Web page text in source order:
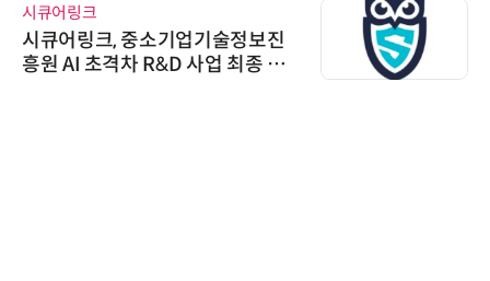
시큐어링크
시큐어링크, 중소기업기술정보진
흥원 AI 초격차 R&D 사업 최종 선